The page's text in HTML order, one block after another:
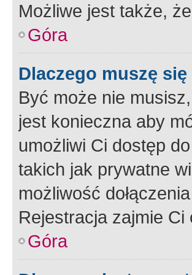
Możliwe jest także,
Góra
Dlaczego muszę
Być może nie
jest konieczna aby
umożliwi Ci dostęp
takich jak prywatne
możliwość
Rejestracja zajmie Ci
Góra